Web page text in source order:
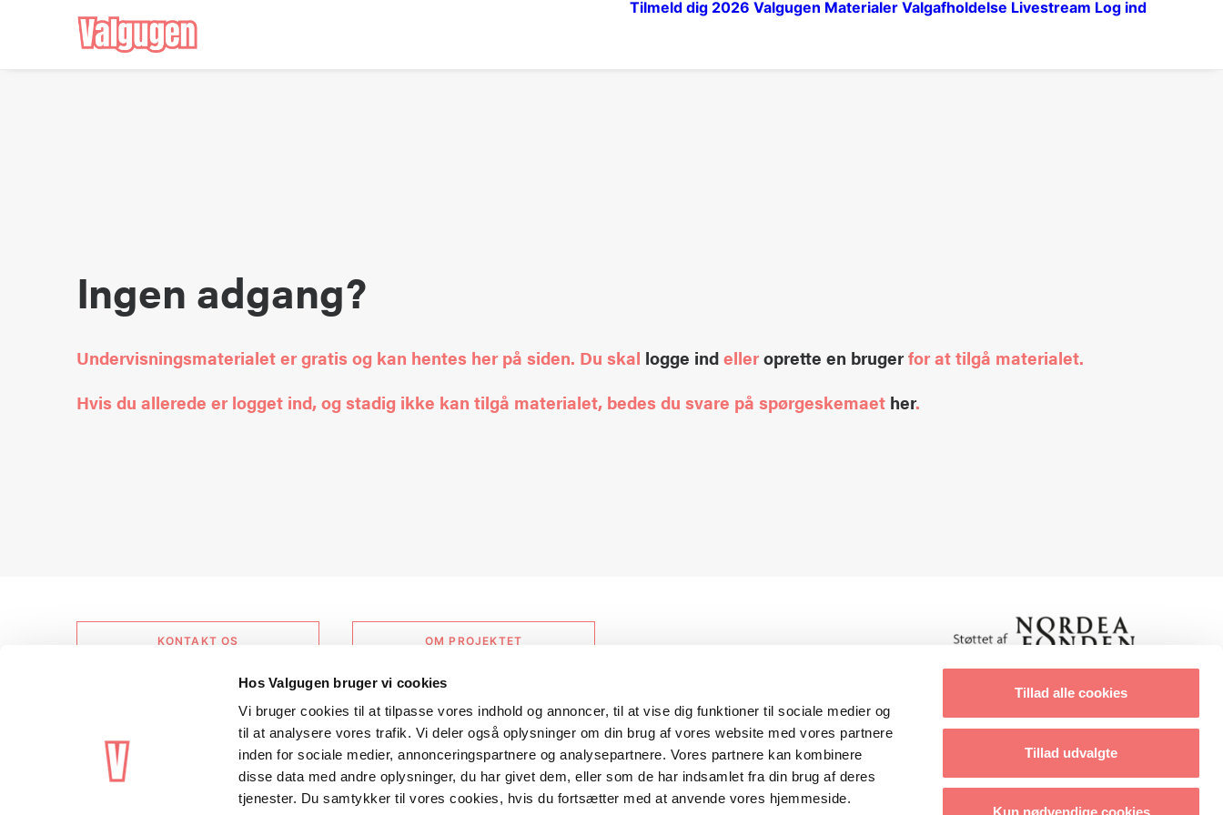
Hos Valgugen bruger vi cookies
Vi bruger cookies til at tilpasse vores indhold og annoncer, til at vise dig funktioner til sociale medier og
til at analysere vores trafik. Vi deler også oplysninger om din brug af vores website med vores partnere
inden for sociale medier, annonceringspartnere og analysepartnere. Vores partnere kan kombinere
disse data med andre oplysninger, du har givet dem, eller som de har indsamlet fra din brug af deres
tjenester. Du samtykker til vores cookies, hvis du fortsætter med at anvende vores hjemmeside.
Tillad alle cookies
Tillad udvalgte
Kun nødvendige cookies
Tilmeld dig 2026 Valgugen Materialer Valgafholdelse Livestream Log ind
Ingen adgang?
Undervisningsmaterialet er gratis og kan hentes her på siden. Du skal logge indelleroprette en brugerfor at tilgå materialet.
Hvis du allerede er logget ind, og stadig ikke kan tilgå materialet, bedes du svare på spørgeskemaet her.
KONTAKT OS OM PROJEKTET
Danske Skoleelever Cookies & privatlivsbetingelser